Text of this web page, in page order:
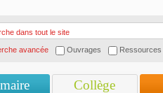
avancée Ouvrages Ressources
Collège